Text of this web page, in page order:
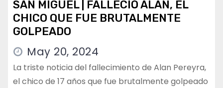
SAN MIGUEL | FALLECIÓ ALAN, EL
CHICO QUE FUE BRUTALMENTE
GOLPEADO
May 20, 2024
La triste noticia del fallecimiento de Alan Pereyra,
el chico de 17 años que fue brutalmente golpeado